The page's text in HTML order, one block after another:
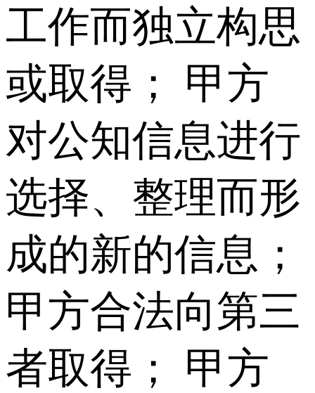
工作而独立构思
或取得； 甲方
对公知信息进行
选择、整理而形
成的新的信息；
甲方合法向第三
者取得； 甲方